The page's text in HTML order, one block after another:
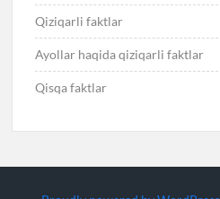
Qiziqarli faktlar
Ayollar haqida qiziqarli faktlar
Qisqa faktlar